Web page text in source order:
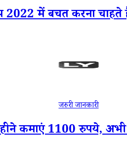
में बचत करना चाहते
जरुरी जानकारी
कमाएं 1100 रुपये, अभी